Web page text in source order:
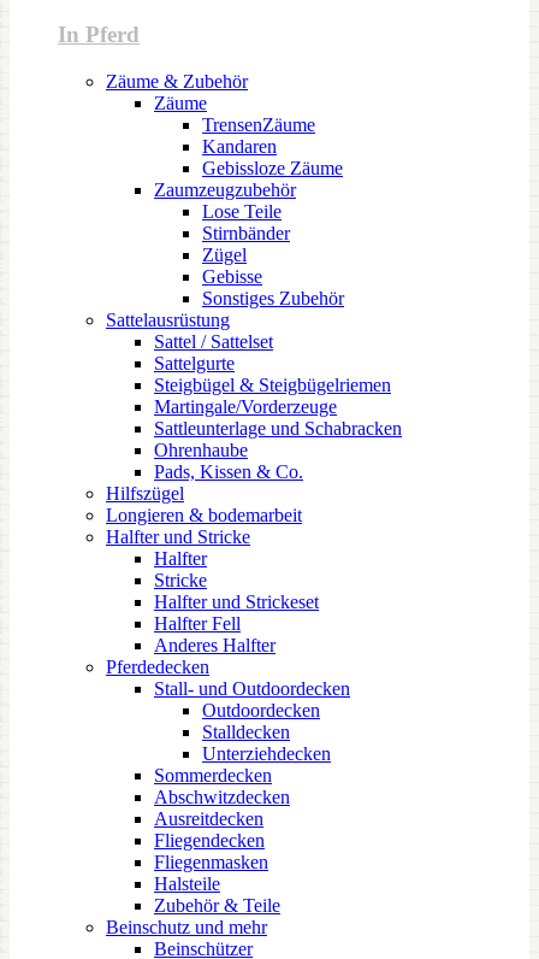
In Pferd
Zäume & Zubehör
Zäume
TrensenZäume
Kandaren
Gebissloze Zäume
Zaumzeugzubehör
Lose Teile
Stirnbänder
Zügel
Gebisse
Sonstiges Zubehör
Sattelausrüstung
Sattel / Sattelset
Sattelgurte
Steigbügel & Steigbügelriemen
Martingale/Vorderzeuge
Sattleunterlage und Schabracken
Ohrenhaube
Pads, Kissen & Co.
Hilfszügel
Longieren & bodemarbeit
Halfter und Stricke
Halfter
Stricke
Halfter und Strickeset
Halfter Fell
Anderes Halfter
Pferdedecken
Stall- und Outdoordecken
Outdoordecken
Stalldecken
Unterziehdecken
Sommerdecken
Abschwitzdecken
Ausreitdecken
Fliegendecken
Fliegenmasken
Halsteile
Zubehör & Teile
Beinschutz und mehr
Beinschützer